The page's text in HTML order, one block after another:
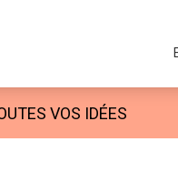
VOS IDÉES